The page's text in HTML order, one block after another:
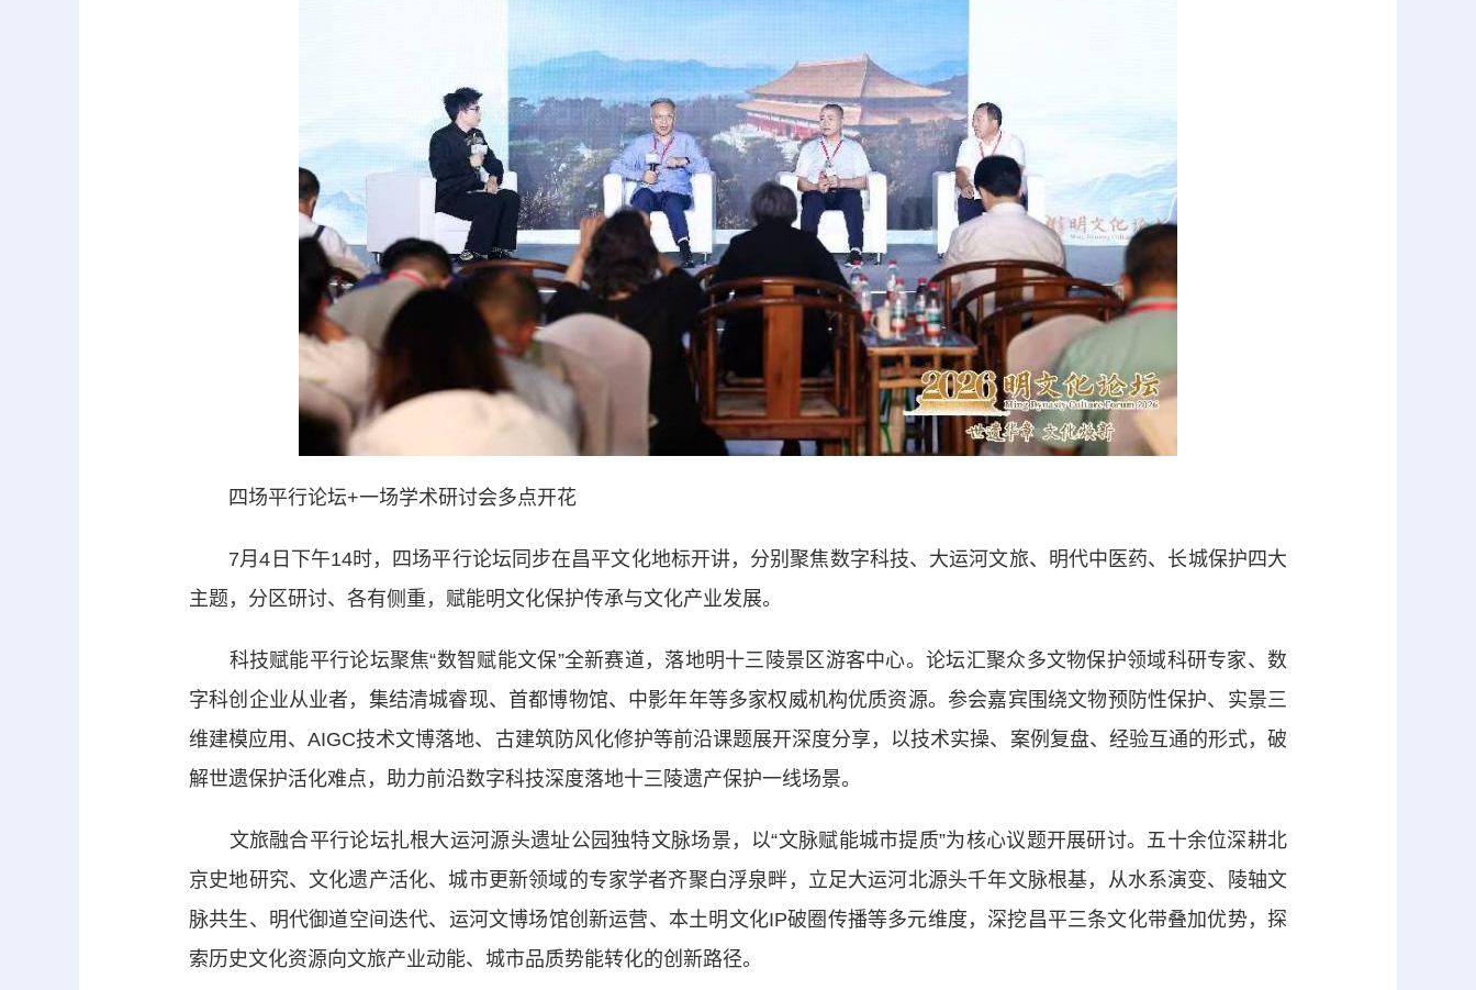
四场平行论坛+一场学术研讨会多点开花
7月4日下午14时，四场平行论坛同步在昌平文化地标开讲，分别聚焦数字科技、大运河文旅、明代中医药、长城保护四大
主题，分区研讨、各有侧重，赋能明文化保护传承与文化产业发展。
科技赋能平行论坛聚焦“数智赋能文保”全新赛道，落地明十三陵景区游客中心。论坛汇聚众多文物保护领域科研专家、数
字科创企业从业者，集结清城睿现、首都博物馆、中影年年等多家权威机构优质资源。参会嘉宾围绕文物预防性保护、实景三
维建模应用、AIGC技术文博落地、古建筑防风化修护等前沿课题展开深度分享，以技术实操、案例复盘、经验互通的形式，破
解世遗保护活化难点，助力前沿数字科技深度落地十三陵遗产保护一线场景。
文旅融合平行论坛扎根大运河源头遗址公园独特文脉场景，以“文脉赋能城市提质”为核心议题开展研讨。五十余位深耕北
京史地研究、文化遗产活化、城市更新领域的专家学者齐聚白浮泉畔，立足大运河北源头千年文脉根基，从水系演变、陵轴文
脉共生、明代御道空间迭代、运河文博场馆创新运营、本土明文化IP破圈传播等多元维度，深挖昌平三条文化带叠加优势，探
索历史文化资源向文旅产业动能、城市品质势能转化的创新路径。